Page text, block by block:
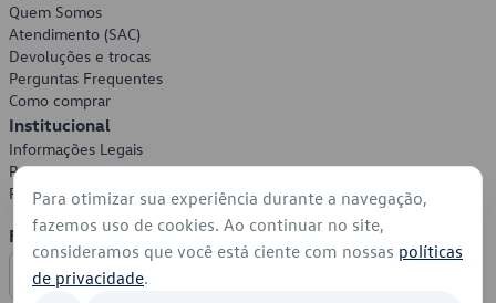
Quem Somos
Atendimento (SAC)
Devoluções e trocas
Perguntas Frequentes
Como comprar
Institucional
Informações Legais
Política de Privacidade
Política de Cookies
Formas de Pagamento
Para otimizar sua experiência durante a navegação,
fazemos uso de cookies. Ao continuar no site,
consideramos que você está ciente com nossas políticas
de privacidade.